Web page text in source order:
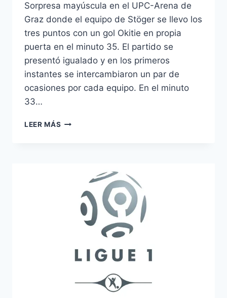
Sorpresa mayúscula en el UPC-Arena de
Graz donde el equipo de Stöger se llevo los
tres puntos con un gol Okitie en propia
puerta en el minuto 35. El partido se
presentó igualado y en los primeros
instantes se intercambiaron un par de
ocasiones por cada equipo. En el minuto
33…
LEER MÁS ANALISIS